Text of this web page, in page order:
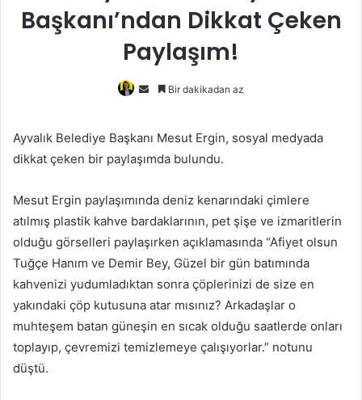
Başkanı’ndan Dikkat Çeken
Paylaşım!
Bir
göndermek
Bir dakikadan az
Ayvalık Belediye Başkanı Mesut Ergin, sosyal medyada
dikkat çeken bir paylaşımda bulundu.
Mesut Ergin paylaşımında deniz kenarındaki çimlere
atılmış plastik kahve bardaklarının, pet şişe ve izmaritlerin
olduğu görselleri paylaşırken açıklamasında “Afiyet olsun
Tuğçe Hanım ve Demir Bey, Güzel bir gün batımında
kahvenizi yudumladıktan sonra çöplerinizi de size en
yakındaki çöp kutusuna atar mısınız? Arkadaşlar o
muhteşem batan güneşin en sıcak olduğu saatlerde onları
toplayıp, çevremizi temizlemeye çalışıyorlar.” notunu
düştü.